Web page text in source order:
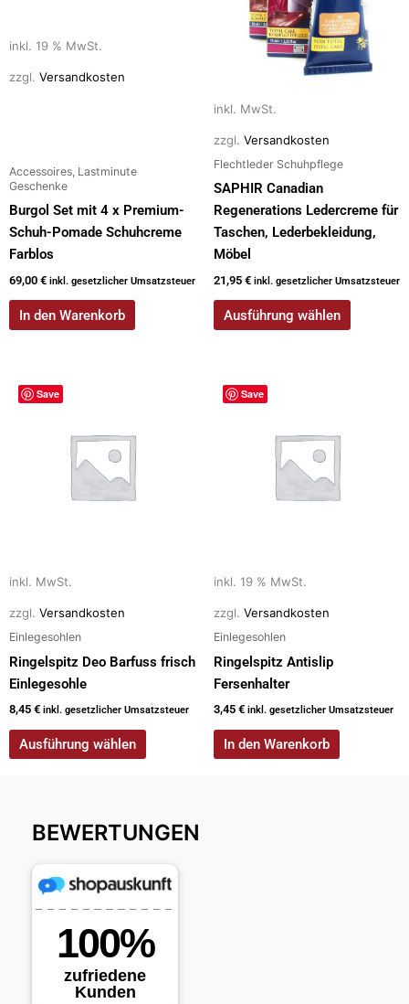
inkl. 19 % MwSt.
zzgl. Versandkosten
Accessoires, Lastminute
Geschenke
Burgol Set mit 4 x Premium-
Schuh-Pomade Schuhcreme
Farblos
69,00 € inkl. gesetzlicher Umsatzsteuer
In den Warenkorb
inkl. MwSt.
zzgl. Versandkosten
Flechtleder Schuhpflege
SAPHIR Canadian
Regenerations Ledercreme für
Taschen, Lederbekleidung,
Möbel
21,95 € inkl. gesetzlicher Umsatzsteuer
Ausführung wählen
können
gewählt
werden
Save
inkl. MwSt.
zzgl. Versandkosten
Einlegesohlen
Ringelspitz Deo Barfuss frisch
Einlegesohle
8,45 € inkl. gesetzlicher Umsatzsteuer
Ausführung wählen
Dieses
Produkt
auf
Produktseite
gewählt
werden
Save
inkl. 19 % MwSt.
zzgl. Versandkosten
Einlegesohlen
Ringelspitz Antislip
Fersenhalter
3,45 € inkl. gesetzlicher Umsatzsteuer
In den Warenkorb
BEWERTUNGEN